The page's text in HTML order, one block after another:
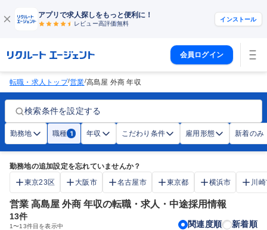
アプリで求人探しをもっと便利に！
レビュー高評価無料
インストール
会員ログイン
転職・求人トップ/営業/高島屋 外商 年収
検索条件を設定する
勤務地 職種 1 年収 こだわり条件 雇用形態 新着のみ
勤務地の追加設定を忘れていませんか？
東京23区
大阪市 名古屋市 東京都 横浜市 川
営業 高島屋 外商 年収の転職・求人・中途採用情報
13件
1〜13件目を表示中 関連度順 新着順